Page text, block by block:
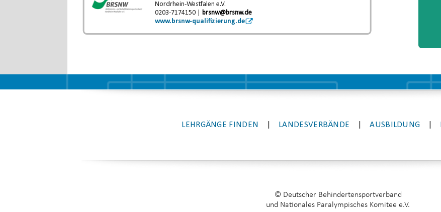
Nordrhein-Westfalen e.V.
0203-7174150 |brsnw@brsnw.de
www.brsnw-qualifizierung.de
LEHRGÄNGE FINDEN LANDESVERBÄNDE AUSBILDUNG
© Deutscher Behindertensportverband
und Nationales Paralympisches Komitee e.V.